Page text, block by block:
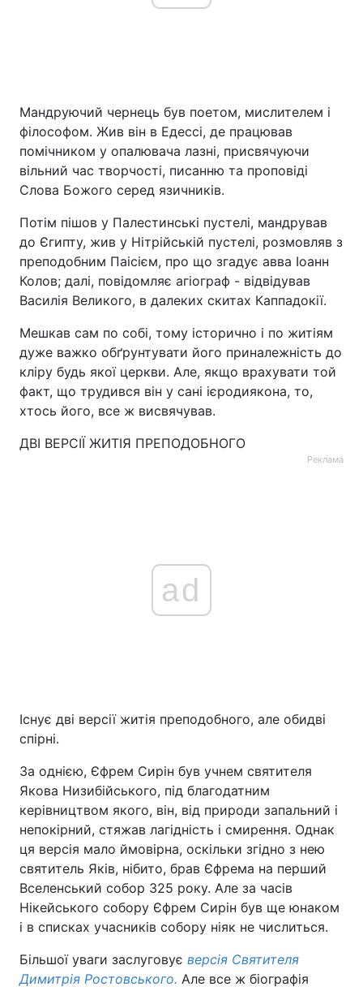
Мандруючий чернець був поетом, мислителем і
філософом. Жив він в Едессі, де працював
помічником у опалювача лазні, присвячуючи
вільний час творчості, писанню та проповіді
Слова Божого серед язичників.
Потім пішов у Палестинські пустелі, мандрував
до Єгипту, жив у Нітрійській пустелі, розмовляв з
преподобним Паісієм, про що згадує авва Іоанн
Колов; далі, повідомляє агіограф - відвідував
Василія Великого, в далеких скитах Каппадокії.
Мешкав сам по собі, тому історично і по житіям
дуже важко обґрунтувати його приналежність до
кліру будь якої церкви. Але, якщо врахувати той
факт, що трудився він у сані ієродиякона, то,
хтось його, все ж висвячував.
ДВІ ВЕРСІЇ ЖИТІЯ ПРЕПОДОБНОГО
Реклама
ad
Існує дві версії житія преподобного, але обидві
спірні.
За однією, Єфрем Сирін був учнем святителя
Якова Низибійського, під благодатним
керівництвом якого, він, від природи запальний і
непокірний, стяжав лагідність і смирення. Однак
ця версія мало ймовірна, оскільки згідно з нею
святитель Яків, нібито, брав Єфрема на перший
Вселенський собор 325 року. Але за часів
Нікейського собору Єфрем Сирін був ще юнаком
і в списках учасників собору ніяк не числиться.
Більшої уваги заслуговує версія Святителя
Димитрія Ростовського. Але все ж біографія